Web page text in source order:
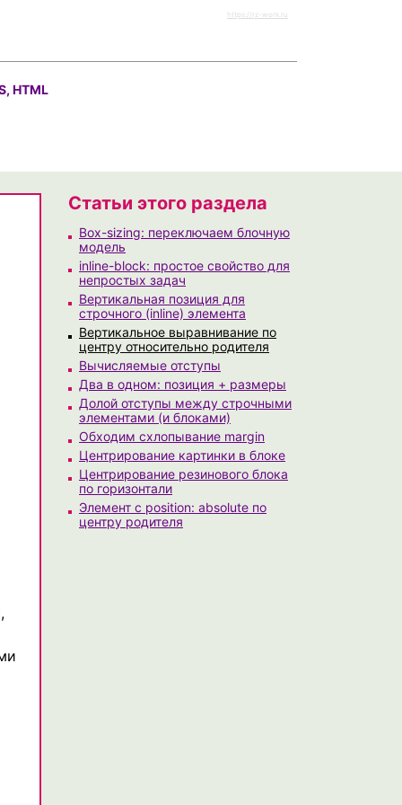
https://rz-work.ru
HTML
Статьи этого раздела
Box-sizing: переключаем блочную
модель
inline-block: простое свойство для
непростых задач
Вертикальная позиция для
строчного (inline) элемента
Вертикальное выравнивание по
центру относительно родителя
Вычисляемые отступы
Два в одном: позиция + размеры
Долой отступы между строчными
элементами (и блоками)
Обходим схлопывание margin
Центрирование картинки в блоке
Центрирование резинового блока
по горизонтали
Элемент с position: absolute по
центру родителя